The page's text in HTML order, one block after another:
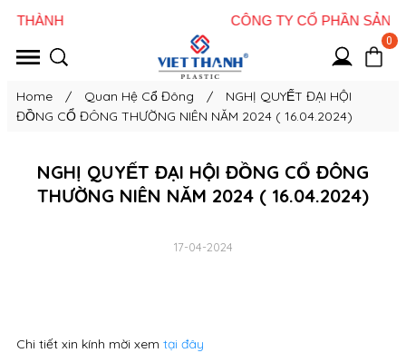
0
Home / Quan Hệ Cổ Đông /
NGHỊ QUYẾT ĐẠI HỘI
ĐỒNG CỔ ĐÔNG THƯỜNG NIÊN NĂM 2024 ( 16.04.2024)
NGHỊ QUYẾT ĐẠI HỘI ĐỒNG CỔ ĐÔNG
THƯỜNG NIÊN NĂM 2024 ( 16.04.2024)
17-04-2024
Chi tiết xin kính mời xem tại đây